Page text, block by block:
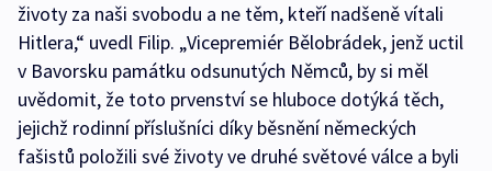
životy za naši svobodu a ne těm, kteří nadšeně vítali
Hitlera,“ uvedl Filip. „Vicepremiér Bělobrádek, jenž uctil
v Bavorsku památku odsunutých Němců, by si měl
uvědomit, že toto prvenství se hluboce dotýká těch,
jejichž rodinní příslušníci díky běsnění německých
fašistů položili své životy ve druhé světové válce a byli